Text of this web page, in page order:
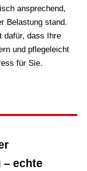
ansprechend,
Belastung stand.
dafür, dass Ihre
und pflegeleicht
für Sie.
echte